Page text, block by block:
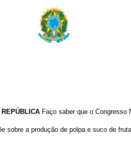
Faço saber que o Congresso
sobre a produção de polpa e suco de